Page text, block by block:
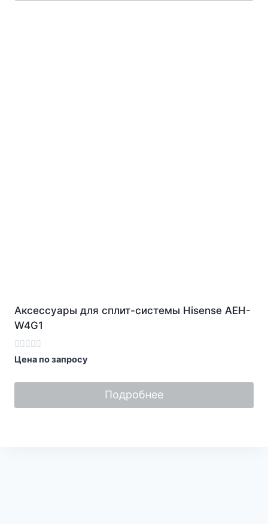
Аксессуары для сплит-системы Hisense AEH-
W4G1
Оценка
0
5
Цена по запросу
Подробнее